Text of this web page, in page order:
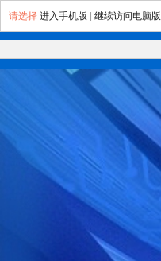
请选择 进入手机版 继续访问电脑版